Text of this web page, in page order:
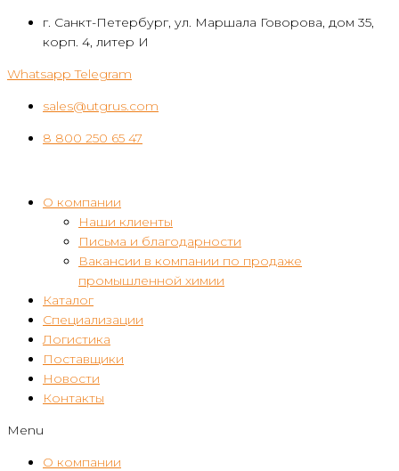
Перейтиг. Санкт-Петербург, ул. Маршала Говорова, дом 35,
корп. 4, литер И
Whatsapp Telegram
sales@utgrus.com
8 800 250 65 47
О компании
Наши клиенты
Письма и благодарности
Вакансии в компании по продаже
промышленной химии
Каталог
Специализации
Логистика
Поставщики
Новости
Контакты
Menu
О компании